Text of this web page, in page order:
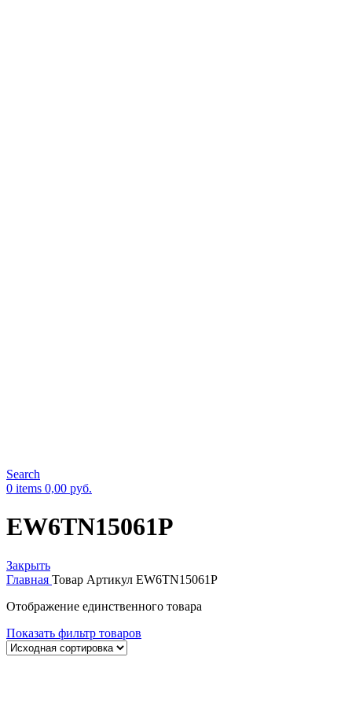
Search
0 items 0,00 руб.
EW6TN15061P
Закрыть
Главная Товар Артикул EW6TN15061P
Отображение единственного товара
Показать фильтр товаров